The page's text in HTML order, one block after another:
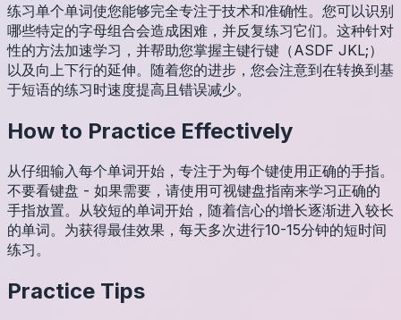
练习单个单词使您能够完全专注于技术和准确性。您可以识别
哪些特定的字母组合会造成困难，并反复练习它们。这种针对
性的方法加速学习，并帮助您掌握主键行键（ASDF JKL;）
以及向上下行的延伸。随着您的进步，您会注意到在转换到基
于短语的练习时速度提高且错误减少。
How to Practice Effectively
从仔细输入每个单词开始，专注于为每个键使用正确的手指。
不要看键盘 - 如果需要，请使用可视键盘指南来学习正确的
手指放置。从较短的单词开始，随着信心的增长逐渐进入较长
的单词。为获得最佳效果，每天多次进行10-15分钟的短时间
练习。
Practice Tips